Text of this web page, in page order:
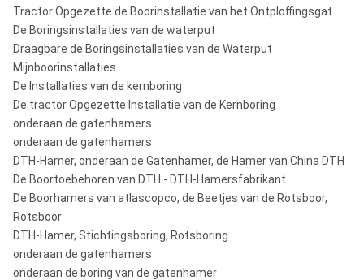
Tractor Opgezette de Boorinstallatie van het Ontploffingsgat
De Boringsinstallaties van de waterput
Draagbare de Boringsinstallaties van de Waterput
Mijnboorinstallaties
De Installaties van de kernboring
De tractor Opgezette Installatie van de Kernboring
onderaan de gatenhamers
onderaan de gatenhamers
DTH-Hamer, onderaan de Gatenhamer, de Hamer van China DTH
De Boortoebehoren van DTH - DTH-Hamersfabrikant
De Boorhamers van atlascopco, de Beetjes van de Rotsboor,
Rotsboor
DTH-Hamer, Stichtingsboring, Rotsboring
onderaan de gatenhamers
onderaan de boring van de gatenhamer